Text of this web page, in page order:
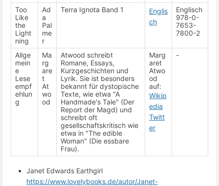
Too
Like
the
Light
ning
Ad
a
Pal
me
r
Terra Ignota Band 1
Englis
ch
Englisch
978-0-
7653-
7800-2
Allge
mein
e
Lese
empf
ehlun
g
Ma
rg
are
t
At
wo
od
Atwood schreibt
Romane, Essays,
Kurzgeschichten und
Lyrik. Sie ist besonders
bekannt für dystopische
Texte, wie etwa "A
Handmade's Tale" (Der
Report der Magd) und
schreibt oft
gesellschaftskritisch wie
etwa in "The edible
Woman" (Die essbare
Frau).
Marg
aret
Atwo
od
auf:
Wikip
edia
Twitt
er
-
Janet Edwards Earthgirl
https://www.lovelybooks.de/autor/Janet-